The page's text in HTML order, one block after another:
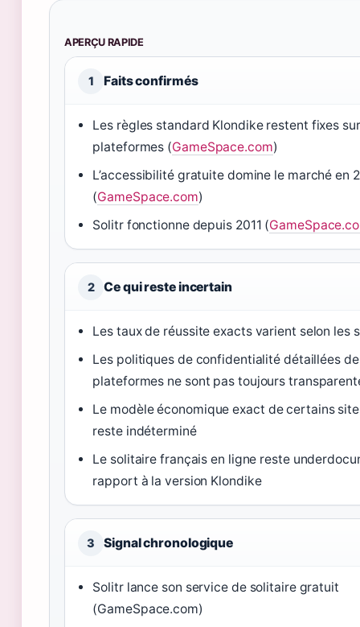
APERÇU RAPIDE
1 Faits confirmés
Les règles standard Klondike restent fixes
plateformes (GameSpace.com)
L’accessibilité gratuite domine le marché en
(GameSpace.com)
Solitr fonctionne depuis 2011 (
2 Ce qui reste incertain
Les taux de réussite exacts varient selon les
Les politiques de confidentialité détaillées
plateformes ne sont pas toujours
Le modèle économique exact de certains
reste indéterminé
Le solitaire français en ligne reste
rapport à la version Klondike
3 Signal chronologique
Solitr lance son service de solitaire gratuit
(GameSpace.com)